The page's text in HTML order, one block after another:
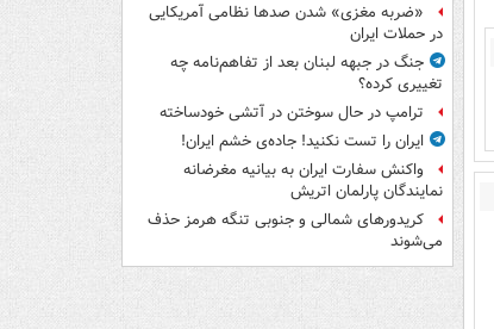
«ضربه مغزی» شدن صدها نظامی آمریکایی
در حملات ایران
جنگ در جبهه لبنان بعد از تفاهم‌نامه چه
تغییری کرده؟
ترامپ در حال سوختن در آتشی خودساخته
ایران را تست نکنید! جاده‌ی خشم ایران!
واکنش سفارت ایران به بیانیه مغرضانه
نمایندگان پارلمان اتریش
کریدورهای شمالی و جنوبی تنگه هرمز حذف
می‌شوند